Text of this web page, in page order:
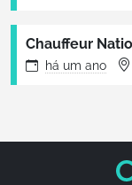
Chauffeur
há um ano